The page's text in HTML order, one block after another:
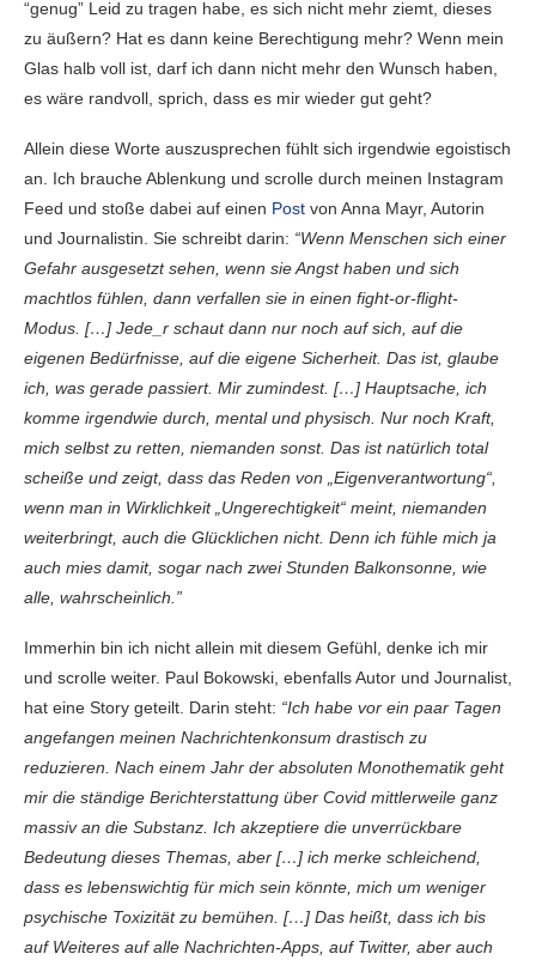
“genug” Leid zu tragen habe, es sich nicht mehr ziemt, dieses
zu äußern? Hat es dann keine Berechtigung mehr? Wenn mein
Glas halb voll ist, darf ich dann nicht mehr den Wunsch haben,
es wäre randvoll, sprich, dass es mir wieder gut geht?
Allein diese Worte auszusprechen fühlt sich irgendwie egoistisch
an. Ich brauche Ablenkung und scrolle durch meinen Instagram
Feed und stoße dabei auf einen Post von Anna Mayr, Autorin
und Journalistin. Sie schreibt darin: “Wenn Menschen sich einer
Gefahr ausgesetzt sehen, wenn sie Angst haben und sich
machtlos fühlen, dann verfallen sie in einen fight-or-flight-
Modus. […] Jede_r schaut dann nur noch auf sich, auf die
eigenen Bedürfnisse, auf die eigene Sicherheit. Das ist, glaube
ich, was gerade passiert. Mir zumindest. […] Hauptsache, ich
komme irgendwie durch, mental und physisch. Nur noch Kraft,
mich selbst zu retten, niemanden sonst. Das ist natürlich total
scheiße und zeigt, dass das Reden von „Eigenverantwortung“,
wenn man in Wirklichkeit „Ungerechtigkeit“ meint, niemanden
weiterbringt, auch die Glücklichen nicht. Denn ich fühle mich ja
auch mies damit, sogar nach zwei Stunden Balkonsonne, wie
alle, wahrscheinlich.”
Immerhin bin ich nicht allein mit diesem Gefühl, denke ich mir
und scrolle weiter. Paul Bokowski, ebenfalls Autor und Journalist,
hat eine Story geteilt. Darin steht: “Ich habe vor ein paar Tagen
angefangen meinen Nachrichtenkonsum drastisch zu
reduzieren. Nach einem Jahr der absoluten Monothematik geht
mir die ständige Berichterstattung über Covid mittlerweile ganz
massiv an die Substanz. Ich akzeptiere die unverrückbare
Bedeutung dieses Themas, aber […] ich merke schleichend,
dass es lebenswichtig für mich sein könnte, mich um weniger
psychische Toxizität zu bemühen. […] Das heißt, dass ich bis
auf Weiteres auf alle Nachrichten-Apps, auf Twitter, aber auch